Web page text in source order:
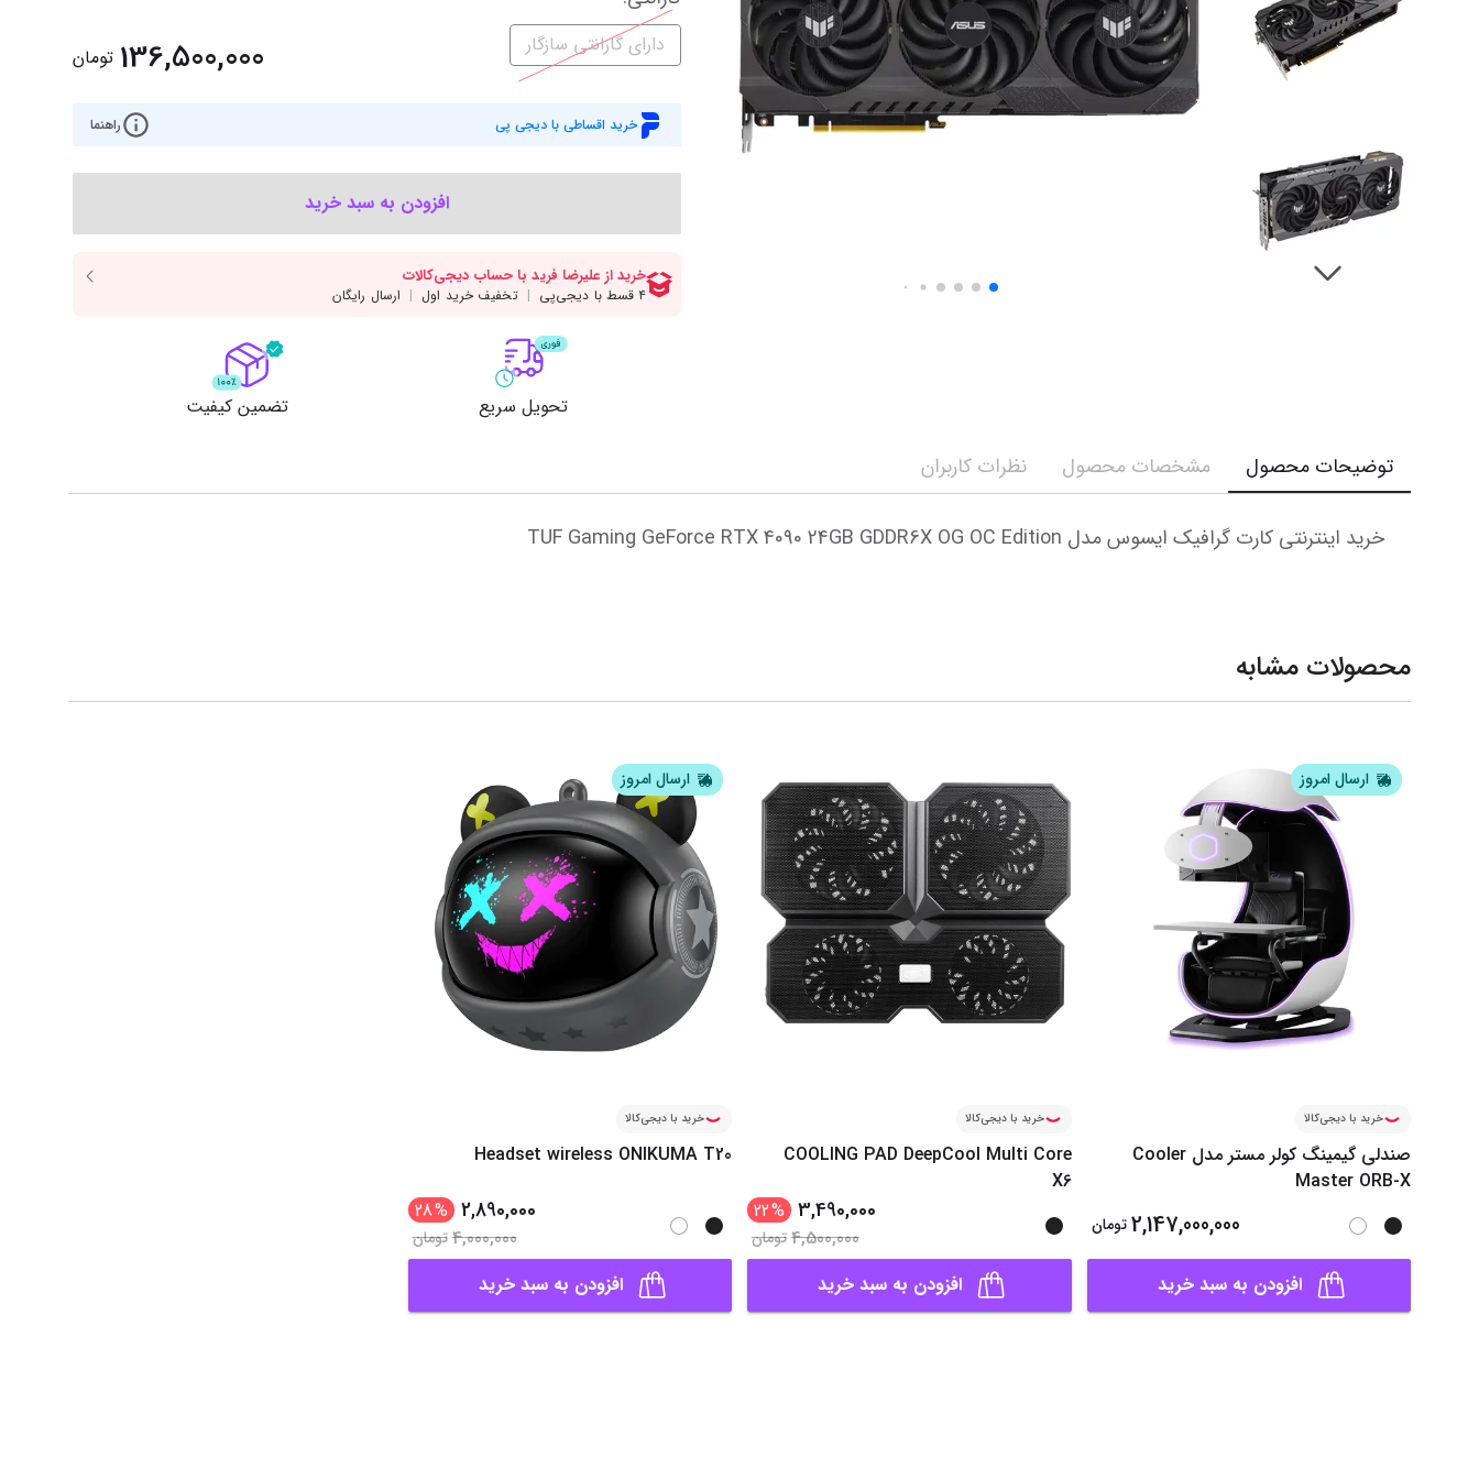
وبکم
کابل‌ها
مادربرد
دارای گارانتی سازگار 136,500,000 تومان
خرید اقساطی با دیجی پی راهنما
افزودن به سبد خرید
تحویل سریع تضمین کیفیت
توضیحات محصول مشخصات محصول نظرات کاربران
خرید اینترنتی کارت گرافیک ایسوس مدل TUF Gaming GeForce RTX 4090 24GB GDDR6X OG OC Edition
محصولات مشابه
ارسال امروز
خرید با دیجی‌کالا
صندلی گیمینگ کولر مستر مدل Cooler
Master ORB-X
2,147,000,000 تومان
افزودن به سبد خرید
خرید با دیجی‌کالا
COOLING PAD DeepCool Multi Core
X6
3,490,000
%
22
4,500,000تومان
افزودن به سبد خرید
ارسال امروز
خرید با دیجی‌کالا
Headset wireless ONIKUMA T20
2,890,000
%
28
4,000,000تومان
افزودن به سبد خرید